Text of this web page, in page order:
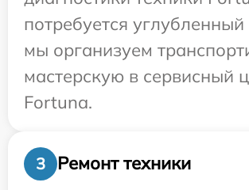
потребуется
мы организуем
мастерскую в сервисный
Fortuna.
3
Ремонт техники